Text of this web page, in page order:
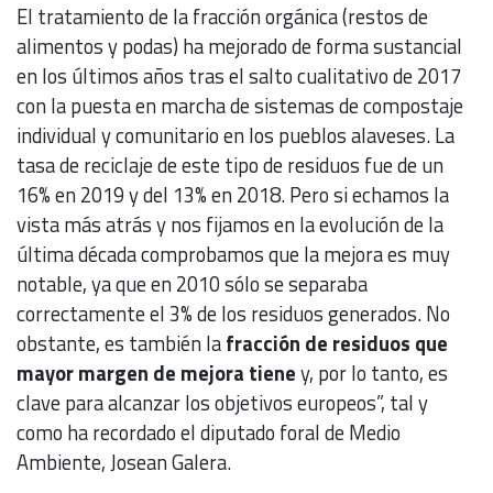
El tratamiento de la fracción orgánica (restos de
alimentos y podas) ha mejorado de forma sustancial
en los últimos años tras el salto cualitativo de 2017
con la puesta en marcha de sistemas de compostaje
individual y comunitario en los pueblos alaveses. La
tasa de reciclaje de este tipo de residuos fue de un
16% en 2019 y del 13% en 2018. Pero si echamos la
vista más atrás y nos fijamos en la evolución de la
última década comprobamos que la mejora es muy
notable, ya que en 2010 sólo se separaba
correctamente el 3% de los residuos generados. No
obstante, es también lafracción de residuos que
mayor margen de mejora tieney, por lo tanto, es
clave para alcanzar los objetivos europeos”, tal y
como ha recordado el diputado foral de Medio
Ambiente, Josean Galera.